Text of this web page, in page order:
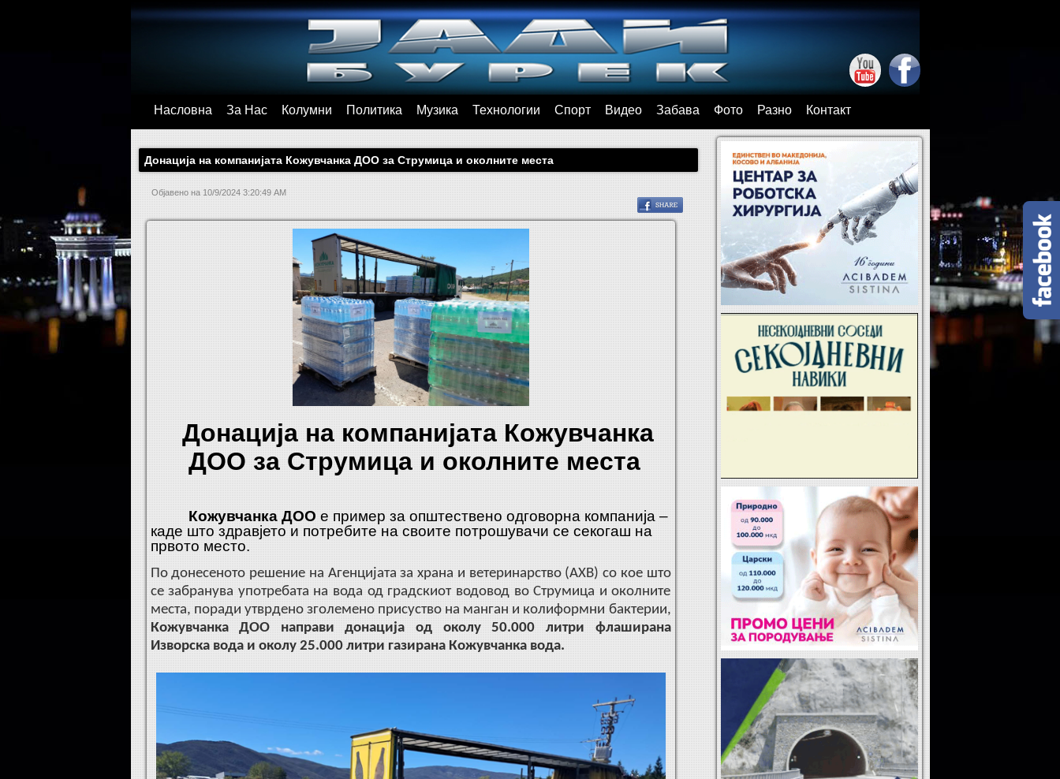
Насловна За Нас Колумни Политика Музика Технологии Спорт Видео Забава Фото Разно Контакт
Донација на компанијата Кожувчанка ДОО за Струмица и околните места
Објавено на 10/9/2024 3:20:49 AM
Донација на компанијата Кожувчанка
ДОО за Струмица и околните места
Кожувчанка ДОО е пример за општествено одговорна компанија –
каде што здравјето и потребите на своите потрошувачи се секогаш на
првото место.
По донесеното решение на Агенцијата за храна и ветеринарство (АХВ) со кое што
се забранува употребата на вода од градскиот водовод во Струмица и околните
места, поради утврдено зголемено присуство на манган и колиформни бактерии,
Кожувчанка ДОО направи донација од околу 50.000 литри флаширана
Изворска вода и околу 25.000 литри газирана Кожувчанка вода.